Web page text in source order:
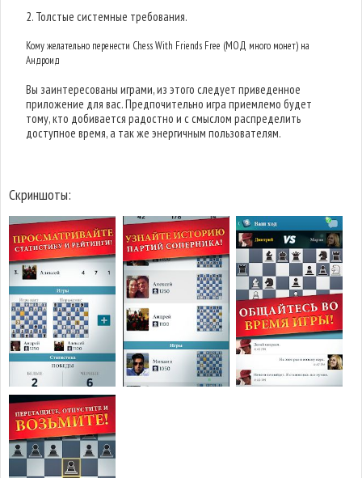
2. Толстые системные требования.
Кому желательно перенести Chess With Friends Free (МОД много монет) на
Андроид
Вы заинтересованы играми, из этого следует приведенное
приложение для вас. Предпочительно игра приемлемо будет
тому, кто добивается радостно и с смыслом распределить
доступное время, а так же энергичным пользователям.
Скриншоты: